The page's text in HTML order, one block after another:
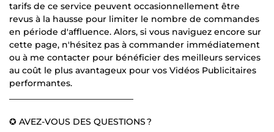
tarifs de ce service peuvent occasionnellement être
revus à la hausse pour limiter le nombre de commandes
en période d'affluence. Alors, si vous naviguez encore sur
cette page, n'hésitez pas à commander immédiatement
ou à me contacter pour bénéficier des meilleurs services
au coût le plus avantageux pour vos Vidéos Publicitaires
performantes.
✪ AVEZ-VOUS DES QUESTIONS ?